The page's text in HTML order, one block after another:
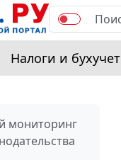
Налоги и бухучет
мониторинг